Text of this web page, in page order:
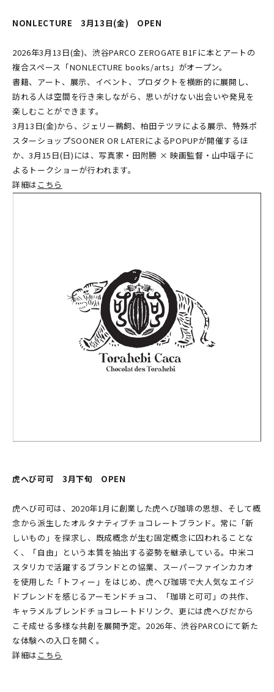
NONLECTURE 3月13日(金) OPEN
2026年3月13日(金)、渋谷PARCO ZEROGATE B1Fに本とアートの
複合スペース「NONLECTURE books/arts」がオープン。
書籍、アート、展示、イベント、プロダクトを横断的に展開し、
訪れる人は空間を行き来しながら、思いがけない出会いや発見を
楽しむことができます。
3月13日(金)から、ジェリー鵜飼、柏田テツヲによる展示、特殊ポ
スターショップSOONER OR LATERによるPOPUPが開催するほ
か、3月15日(日)には、写真家・田附勝 × 映画監督・山中瑶子に
よるトークショーが行われます。
詳細は こちら
虎へび可可 3月下旬 OPEN
虎へび可可は、2020年1月に創業した虎へび珈琲の思想、そして概
念から派生したオルタナティブチョコレートブランド。常に「新
しいもの」を探求し、既成概念が生む固定概念に囚われることな
く、「自由」という本質を抽出する姿勢を継承している。中米コ
スタリカで活躍するブランドとの協業、スーパーファインカカオ
を使用した「トフィー」をはじめ、虎へび珈琲で大人気なエイジ
ドブレンドを感じるアーモンドチョコ、「珈琲と可可」の共作、
キャラメルブレンドチョコレートドリンク、更には虎へびだから
こそ成せる多様な共創を展開予定。2026年、渋谷PARCOにて新た
な体験への入口を開く。
詳細は こちら